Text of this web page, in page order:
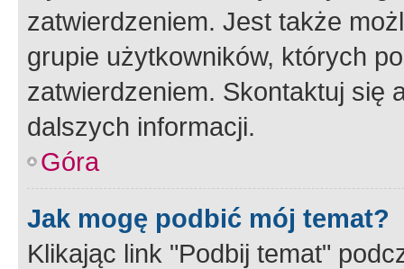
zatwierdzeniem. Jest także
grupie użytkowników, których
zatwierdzeniem. Skontaktuj się
dalszych informacji.
Góra
Jak mogę podbić mój temat?
Klikając link "Podbij temat"